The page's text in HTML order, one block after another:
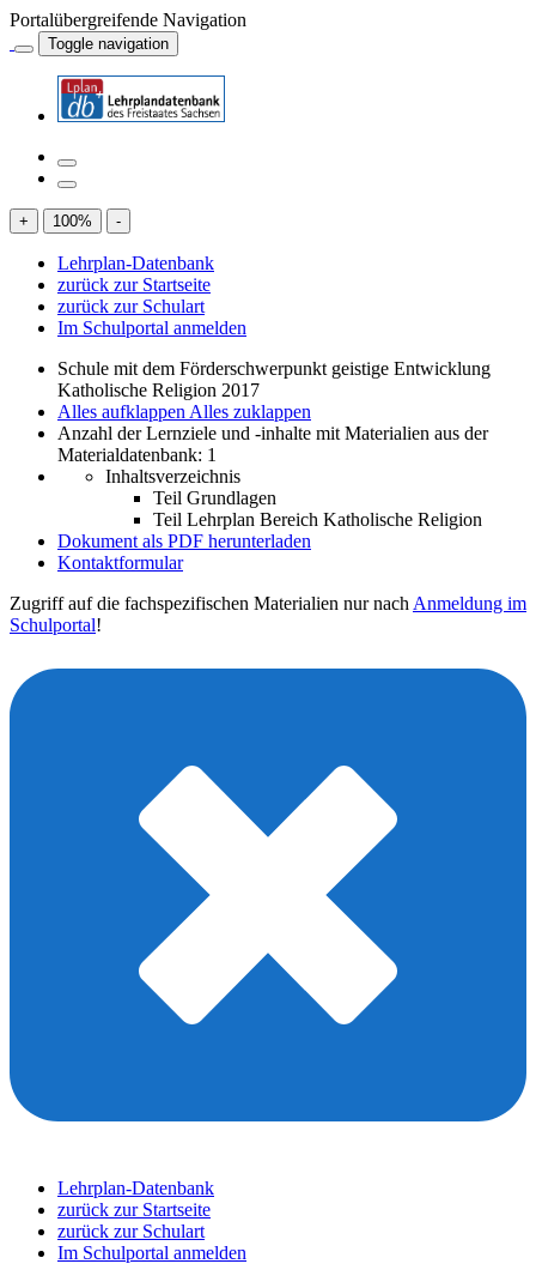
Portalübergreifende Navigation
Toggle navigation
+ 100% -
Lehrplan-Datenbank
zurück zur Startseite
zurück zur Schulart
Im Schulportal anmelden
Schule mit dem Förderschwerpunkt geistige Entwicklung
Katholische Religion 2017
Alles aufklappen Alles zuklappen
Anzahl der Lernziele und -inhalte mit Materialien aus der
Materialdatenbank: 1
Inhaltsverzeichnis
Teil Grundlagen
Teil Lehrplan Bereich Katholische Religion
Dokument als PDF herunterladen
Kontaktformular
Zugriff auf die fachspezifischen Materialien nur nach Anmeldung im
Schulportal!
Lehrplan-Datenbank
zurück zur Startseite
zurück zur Schulart
Im Schulportal anmelden